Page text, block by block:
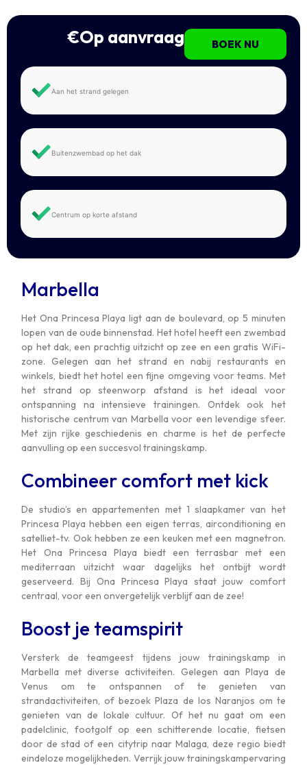
BOEK NU
€Op aanvraag
Aan het strand gelegen
Buitenzwembad op het dak
Centrum op korte afstand
Marbella
Het Ona Princesa Playa ligt aan de boulevard, op 5 minuten
lopen van de oude binnenstad. Het hotel heeft een zwembad
op het dak, een prachtig uitzicht op zee en een gratis WiFi-
zone. Gelegen aan het strand en nabij restaurants en
winkels, biedt het hotel een fijne omgeving voor teams. Met
het strand op steenworp afstand is het ideaal voor
ontspanning na intensieve trainingen. Ontdek ook het
historische centrum van Marbella voor een levendige sfeer.
Met zijn rijke geschiedenis en charme is het de perfecte
aanvulling op een succesvol trainingskamp.
Combineer comfort met kick
De studio’s en appartementen met 1 slaapkamer van het
Princesa Playa hebben een eigen terras, airconditioning en
satelliet-tv. Ook hebben ze een keuken met een magnetron.
Het Ona Princesa Playa biedt een terrasbar met een
mediterraan uitzicht waar dagelijks het ontbijt wordt
geserveerd. Bij Ona Princesa Playa staat jouw comfort
centraal, voor een onvergetelijk verblijf aan de zee!
Boost je teamspirit
Versterk de teamgeest tijdens jouw trainingskamp in
Marbella met diverse activiteiten. Gelegen aan Playa de
Venus om te ontspannen of te genieten van
strandactiviteiten, of bezoek Plaza de los Naranjos om te
genieten van de lokale cultuur. Of het nu gaat om een
padelclinic, footgolf op een schitterende locatie, fietsen
door de stad of een citytrip naar Malaga, deze regio biedt
eindeloze mogelijkheden. Verrijk jouw trainingskampervaring